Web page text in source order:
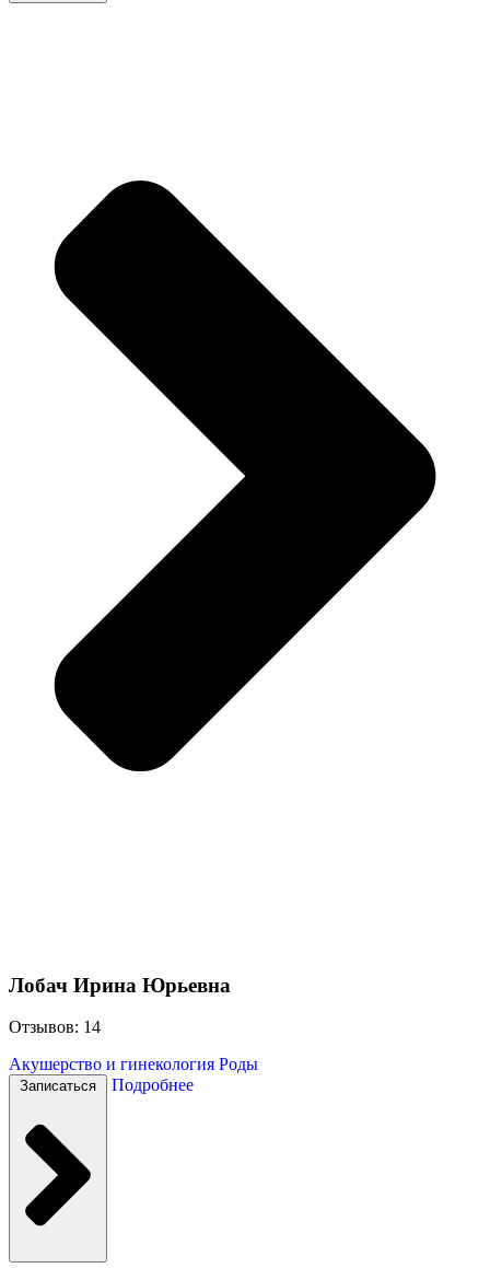
Лобач Ирина Юрьевна
Отзывов: 14
Акушерство и гинекология Роды
Записаться Подробнее